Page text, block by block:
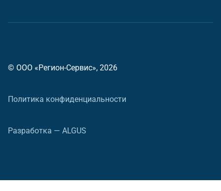
© ООО «Регион-Сервис», 2026
Политика конфиденциальности
Разработка — ALGUS